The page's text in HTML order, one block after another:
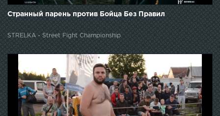
Странный парень против Бойца Без Правил
STRELKA - Street Fight Championship